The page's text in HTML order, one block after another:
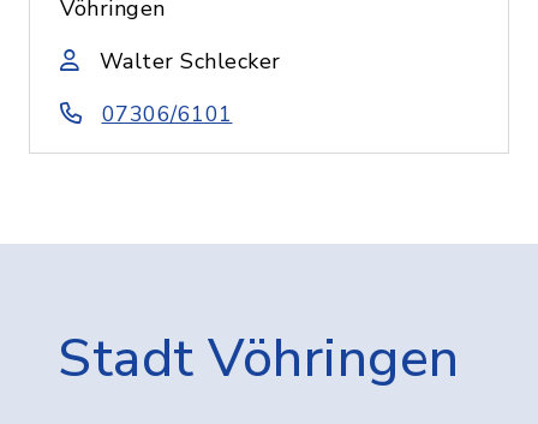
Vöhringen
Walter Schlecker
07306/6101
Stadt Vöhringen